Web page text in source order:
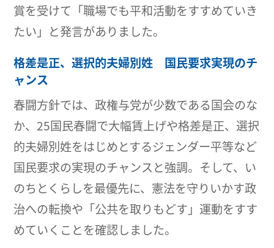
賞を受けて「職場でも平和活動をすすめていき
たい」と発言がありました。
格差是正、選択的夫婦別姓 国民要求実現のチ
ャンス
春闘方針では、政権与党が少数である国会のな
か、25国民春闘で大幅賃上げや格差是正、選択
的夫婦別姓をはじめとするジェンダー平等など
国民要求の実現のチャンスと強調。そして、い
のちとくらしを最優先に、憲法を守りいかす政
治への転換や「公共を取りもどす」運動をすす
めていくことを確認しました。